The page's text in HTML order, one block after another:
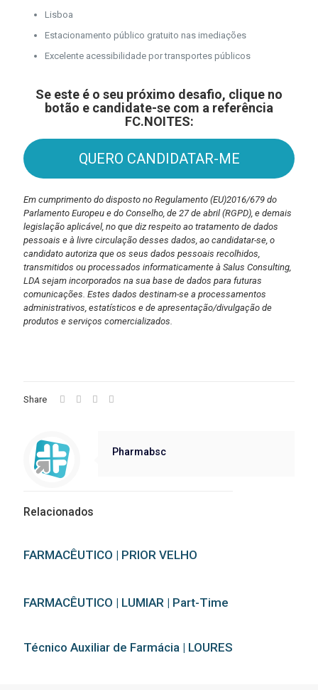
Lisboa
Estacionamento público gratuito nas imediações
Excelente acessibilidade por transportes públicos
Se este é o seu próximo desafio, clique no
botão e candidate-se com a referência
FC.NOITES:
QUERO CANDIDATAR-ME
Em cumprimento do disposto no Regulamento (EU)2016/679 do
Parlamento Europeu e do Conselho, de 27 de abril (RGPD), e demais
legislação aplicável, no que diz respeito ao tratamento de dados
pessoais e à livre circulação desses dados, ao candidatar-se, o
candidato autoriza que os seus dados pessoais recolhidos,
transmitidos ou processados informaticamente à Salus Consulting,
LDA sejam incorporados na sua base de dados para futuras
comunicações. Estes dados destinam-se a processamentos
administrativos, estatísticos e de apresentação/divulgação de
produtos e serviços comercializados.
Share
Pharmabsc
Relacionados
FARMACÊUTICO | PRIOR VELHO
FARMACÊUTICO | LUMIAR | Part-Time
Técnico Auxiliar de Farmácia | LOURES